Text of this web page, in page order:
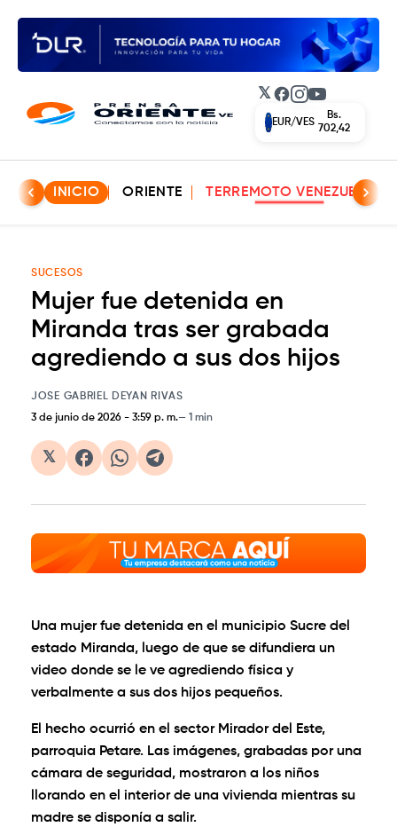
𝕏 Facebook
Instagram
YouTube
EUR/VES
Bs.
702,42
INICIO ORIENTE TERREMOTO VENEZUELA
SUCESOS
Mujer fue detenida en
Miranda tras ser grabada
agrediendo a sus dos hijos
JOSE GABRIEL DEYAN RIVAS
3 de junio de 2026 - 3:59 p. m. 1 min
𝕏
Una mujer fue detenida en el municipio Sucre del
estado Miranda, luego de que se difundiera un
video donde se le ve agrediendo física y
verbalmente a sus dos hijos pequeños.
El hecho ocurrió en el sector Mirador del Este,
parroquia Petare. Las imágenes, grabadas por una
cámara de seguridad, mostraron a los niños
llorando en el interior de una vivienda mientras su
madre se disponía a salir.